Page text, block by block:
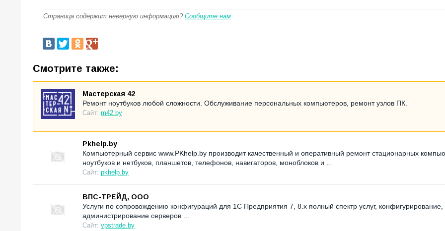
Страница содержит неверную информацию? Сообщите нам
Смотрите также:
Мастерская 42
Ремонт ноутбуков любой сложности. Обслуживание персональных компьютеров, ремонт узлов ПК.
Сайт: m42.by
Pkhelp.by
Компьютерный сервис www.PKhelp.by производит качественный и оперативный ремонт стационарных
ноутбуков и нетбуков, планшетов, телефонов, навигаторов, моноблоков и …
Сайт: pkhelp.by
ВПС-ТРЕЙД, ООО
Услуги по сопровождению конфигураций для 1С Предприятия 7, 8.x полный спектр услуг, конфигурирование,
администрирование серверов ...
Сайт: vpstrade.by